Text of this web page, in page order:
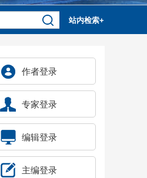
站内检索+
作者登录
专家登录
编辑登录
主编登录